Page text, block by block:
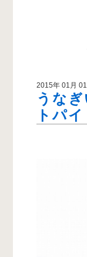
2015年 01月
うな
トパイ